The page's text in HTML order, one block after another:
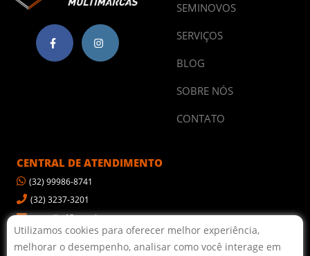
SEMINOVOS
SERVIÇOS
BLOG
SOBRE NÓS
CONTATO
CENTRAL DE ATENDIMENTO
(32) 99986-8741
(32) 3237-3201
autovillejf@gmail.com
Utilizamos cookies para oferecer melhor experiência,
melhorar o desempenho, analisar como você interage em